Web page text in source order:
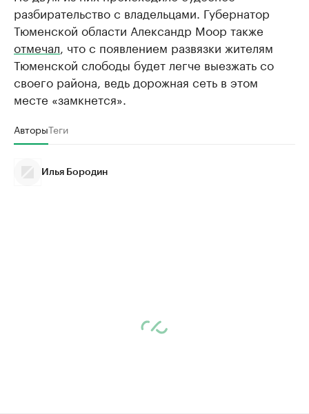
разбирательство с владельцами. Губернатор
Тюменской области Александр Моор также
отмечал , что с появлением развязки жителям
Тюменской слободы будет легче выезжать со
своего района, ведь дорожная сеть в этом
месте «замкнется».
АвторыТеги
Илья Бородин